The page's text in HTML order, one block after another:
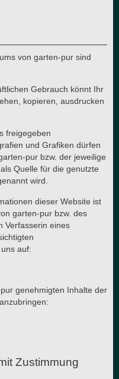
von garten-pur sind
Gebrauch könnt Ihr
kopieren, ausdrucken
freigegeben
und Grafiken dürfen
pur bzw. der jeweilige
Quelle für die genutzte
wird.
dieser Website ist
garten-pur bzw. des
Verfasserin eines
auf:
genehmigten Inhalte der
Zustimmung